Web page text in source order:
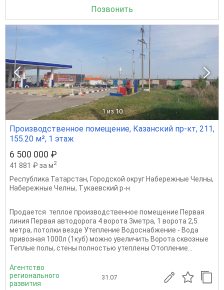
Позвонить
1 из 10
Производственное помещение, Казанский пр-кт, 211,
155.20 м², 1 этаж
6 500 000 ₽
41 881 ₽ за м2
Республика Татарстан, Городской округ Набережные Челны,
Набережные Челны, Тукаевский р-н
Продается теплое производственное помещение Первая
линия Первая автодорога 4 ворота 3метра, 1 ворота 2,5
метра, потолки везде Утепление Водоснабжение - Вода
привозная 1000л (1куб) можно увеличить Ворота сквозные
Теплые полы, стены полностью утеплены Отопление...
Агентство
регионального
развития
31.07